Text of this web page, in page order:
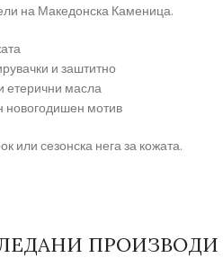
на Македонска Каменица.
и заштитно
етерични масла
новогодишен мотив
или сезонска нега за кожата.
ПРОИЗВОДИ